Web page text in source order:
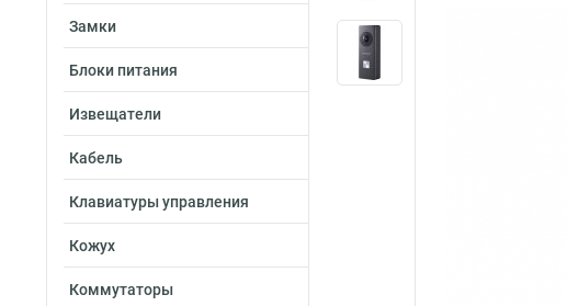
Замки
Блоки питания
Извещатели
Кабель
Клавиатуры управления
Кожух
Коммутаторы